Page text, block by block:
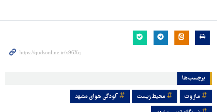
برچسب‌ها
مازوت محیط زیست
آلودگی هوای مشهد